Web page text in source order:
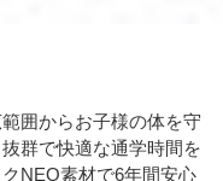
囲からお子様の体を守
群で快適な通学時間を
NEO素材で6年間安心